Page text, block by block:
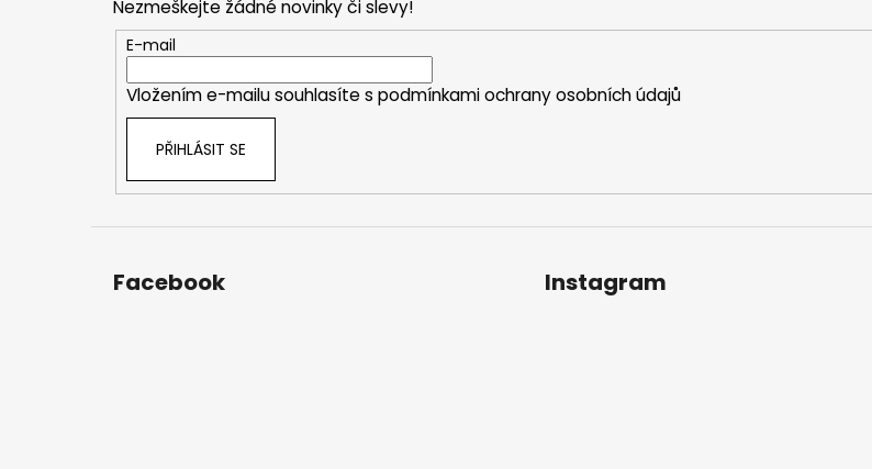
Nezmeškejte žádné novinky či slevy!
E-mail
Vložením e-mailu souhlasíte s podmínkami ochrany osobních údajů
PŘIHLÁSIT SE
Facebook Instagram